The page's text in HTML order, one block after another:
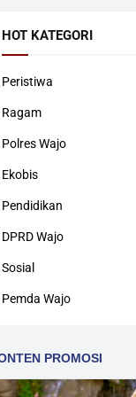
HOT KATEGORI
Peristiwa
Ragam
Polres Wajo
Ekobis
Pendidikan
DPRD Wajo
Sosial
Pemda Wajo